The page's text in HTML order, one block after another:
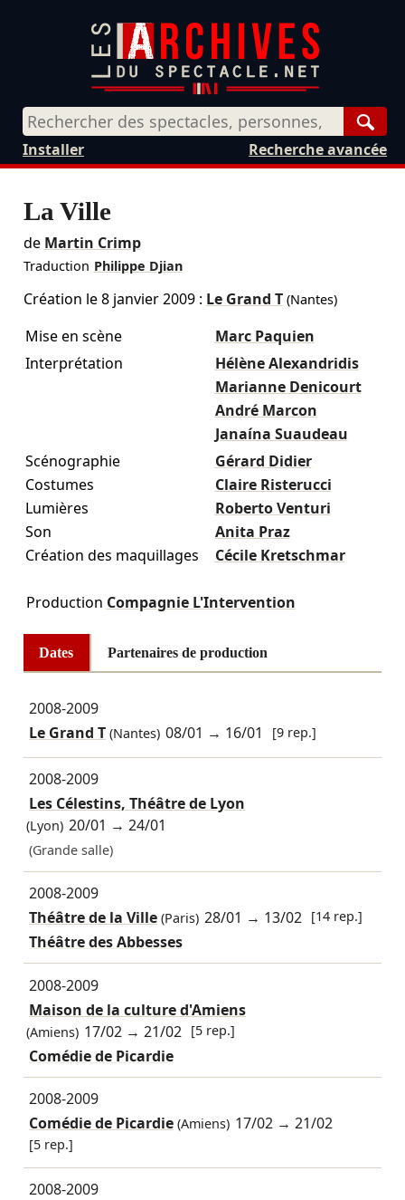
Recherche avancée
Installer
La Ville
de Martin Crimp
Traduction Philippe Djian
Création le8 janvier 2009: Le Grand T(Nantes)
Mise en scène
Marc Paquien
Interprétation
Hélène Alexandridis
Marianne Denicourt
André Marcon
Janaína Suaudeau
Scénographie
Gérard Didier
Costumes
Claire Risterucci
Lumières
Roberto Venturi
Son
Anita Praz
Création des maquillages
Cécile Kretschmar
Production Compagnie L'Intervention
Dates Partenaires de production
2008-2009
Le Grand T(Nantes) 08/01 → 16/01 [9 rep.]
2008-2009
Les Célestins, Théâtre de Lyon
(Lyon) 20/01 →24/01
(Grande salle)
2008-2009
Théâtre de la Ville(Paris) 28/01 → 13/02 [14 rep.]
Théâtre des Abbesses
2008-2009
Maison de la culture d'Amiens
(Amiens) 17/02 →21/02 [5 rep.]
Comédie de Picardie
2008-2009
Comédie de Picardie(Amiens) 17/02 →21/02
[5 rep.]
2008-2009